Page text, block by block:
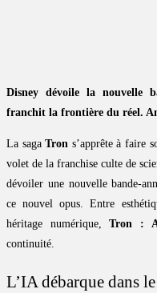
Disney dévoile la nouvelle
franchit la frontière du réel.
La sagaTron s’apprête à faire
volet de la franchise culte de
dévoiler une nouvelle bande-
ce nouvel opus. Entre
héritage numérique,Tron :
continuité.
L’IA débarque dans